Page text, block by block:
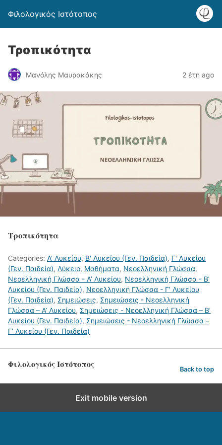
Φιλολογικός Ιστότοπος
Τροπικότητα
Μανόλης Μαυρακάκης 2 έτη ago
Τροπικότητα
Categories: Α' Λυκείου, Β' Λυκείου (Γεν. Παιδεία), Γ' Λυκείου
(Γεν. Παιδεία), Λύκειο, Μαθήματα, Νεοελληνική Γλώσσα,
Νεοελληνική Γλώσσα - Α’ Λυκείου, Νεοελληνική Γλώσσα - Β’
Λυκείου (Γεν. Παιδεία), Νεοελληνική Γλώσσα - Γ’ Λυκείου
(Γεν. Παιδεία), Σημειώσεις, Σημειώσεις - Νεοελληνική
Γλώσσα – Α’ Λυκείου, Σημειώσεις - Νεοελληνική Γλώσσα – Β’
Λυκείου (Γεν. Παιδεία), Σημειώσεις - Νεοελληνική Γλώσσα –
Γ’ Λυκείου (Γεν. Παιδεία)
Φιλολογικός Ιστότοπος Back to top
Exit mobile version